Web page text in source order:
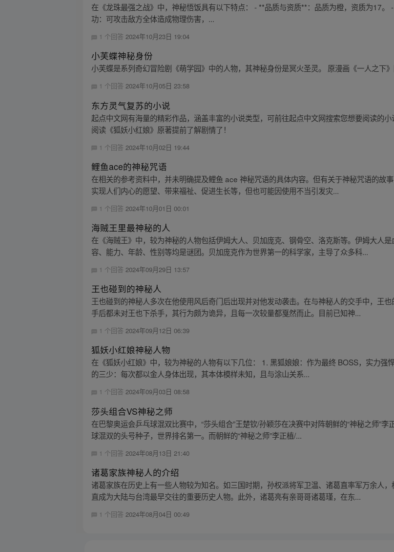
在《龙珠最强之战》中，神秘悟饭具有以下特点： - **品质与资质**：品质为橙，资质为17
功：可攻击敌方全体造成物理伤害，...
1 个回答2024年10月23日 19:04
小芙蝶神秘身份
小芙蝶是系列奇幻冒险剧《萌学园》中的人物，其神秘身份是冥火圣灵。 原漫画《一人之下
1 个回答2024年10月05日 23:58
东方灵气复苏的小说
起点中文网有海量的精彩作品，涵盖丰富的小说类型，可前往起点中文网搜索您想要阅读的
阅读《狐妖小红娘》原著提前了解剧情了！
1 个回答 2024年10月02日 19:44
鲤鱼ace的神秘咒语
在相关的参考资料中，并未明确提及鲤鱼 ace 神秘咒语的具体内容。但有关于神秘咒语的故
实现人们内心的愿望、带来福祉、促进生长等，但也可能因使用不当引发灾...
1 个回答 2024年10月01日 00:01
海贼王里最神秘的人
在《海贼王》中，较为神秘的人物包括伊姆大人、贝加庞克、钢骨空、洛克斯等。伊姆大人
容、能力、年龄、性别等均是谜团。贝加庞克作为世界第一的科学家，主导了众多科...
1 个回答2024年09月29日 13:57
王也碰到的神秘人
王也碰到的神秘人多次在他使用风后奇门后出现并对他发动袭击。在与神秘人的交手中，王
手后都未对王也下杀手，其行为颇为诡异，且每一次较量都戛然而止。目前已知神...
1 个回答2024年09月12日 06:39
狐妖小红娘神秘人物
在《狐妖小红娘》中，较为神秘的人物有以下几位： 1. 黑狐娘娘：作为最终 BOSS，实力强
的三少：每次都以金人身体出现，其本体模样未知，且与涂山关系...
1 个回答2024年09月03日 08:58
莎头组合VS神秘之师
在巴黎奥运会乒乓球混双比赛中，“莎头组合”王楚钦/孙颖莎在决赛中对阵朝鲜的“神秘之师”
球混双的头号种子，世界排名第一。而朝鲜的“神秘之师”李正植/...
1 个回答 2024年08月13日 21:40
诸葛家族神秘人的介绍
诸葛家族在历史上有一些人物较为知名。如三国时期，孙权派将军卫温、诸葛直率军万余人
直成为大陆与台湾最早交往的重要历史人物。此外，诸葛亮有亲哥哥诸葛瑾，在东...
1 个回答 2024年08月04日 00:49